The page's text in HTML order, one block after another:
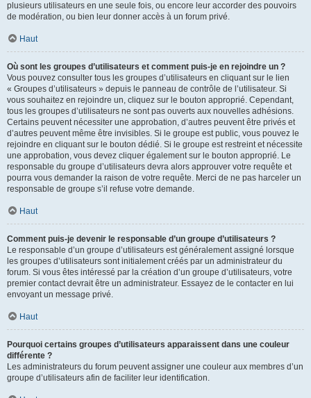
plusieurs utilisateurs en une seule fois, ou encore leur accorder des pouvoirs
de modération, ou bien leur donner accès à un forum privé.
Haut
Où sont les groupes d’utilisateurs et comment puis-je en rejoindre un ?
Vous pouvez consulter tous les groupes d’utilisateurs en cliquant sur le lien
« Groupes d’utilisateurs » depuis le panneau de contrôle de l’utilisateur. Si
vous souhaitez en rejoindre un, cliquez sur le bouton approprié. Cependant,
tous les groupes d’utilisateurs ne sont pas ouverts aux nouvelles adhésions.
Certains peuvent nécessiter une approbation, d’autres peuvent être privés et
d’autres peuvent même être invisibles. Si le groupe est public, vous pouvez le
rejoindre en cliquant sur le bouton dédié. Si le groupe est restreint et nécessite
une approbation, vous devez cliquer également sur le bouton approprié. Le
responsable du groupe d’utilisateurs devra alors approuver votre requête et
pourra vous demander la raison de votre requête. Merci de ne pas harceler un
responsable de groupe s’il refuse votre demande.
Haut
Comment puis-je devenir le responsable d’un groupe d’utilisateurs ?
Le responsable d’un groupe d’utilisateurs est généralement assigné lorsque
les groupes d’utilisateurs sont initialement créés par un administrateur du
forum. Si vous êtes intéressé par la création d’un groupe d’utilisateurs, votre
premier contact devrait être un administrateur. Essayez de le contacter en lui
envoyant un message privé.
Haut
Pourquoi certains groupes d’utilisateurs apparaissent dans une couleur
différente ?
Les administrateurs du forum peuvent assigner une couleur aux membres d’un
groupe d’utilisateurs afin de faciliter leur identification.